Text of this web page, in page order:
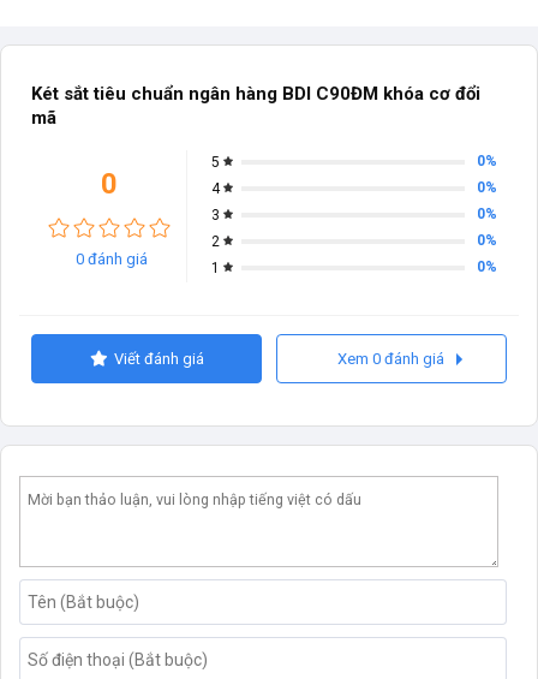
Két sắt tiêu chuẩn ngân hàng BDI C90ĐM khóa cơ đổi
mã
0
0 đánh giá
5
0%
4
0%
3
0%
2
0%
1
0%
Viết đánh giá Xem 0 đánh giá